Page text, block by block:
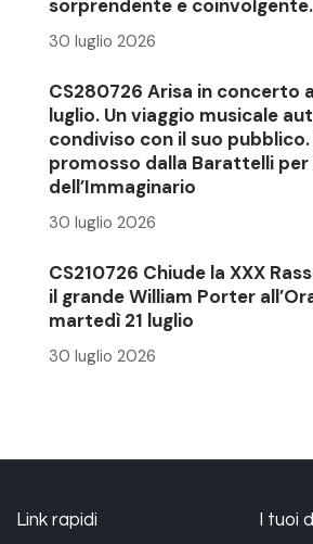
sorprendente e coinvolgente.
30 luglio 2026
CS280726 Arisa in concerto
luglio. Un viaggio musicale
condiviso con il suo
promosso dalla Barattelli
dell’Immaginario
30 luglio 2026
CS210726 Chiude la XXX
il grande William Porter
martedì 21 luglio
30 luglio 2026
Link rapidi I tuoi